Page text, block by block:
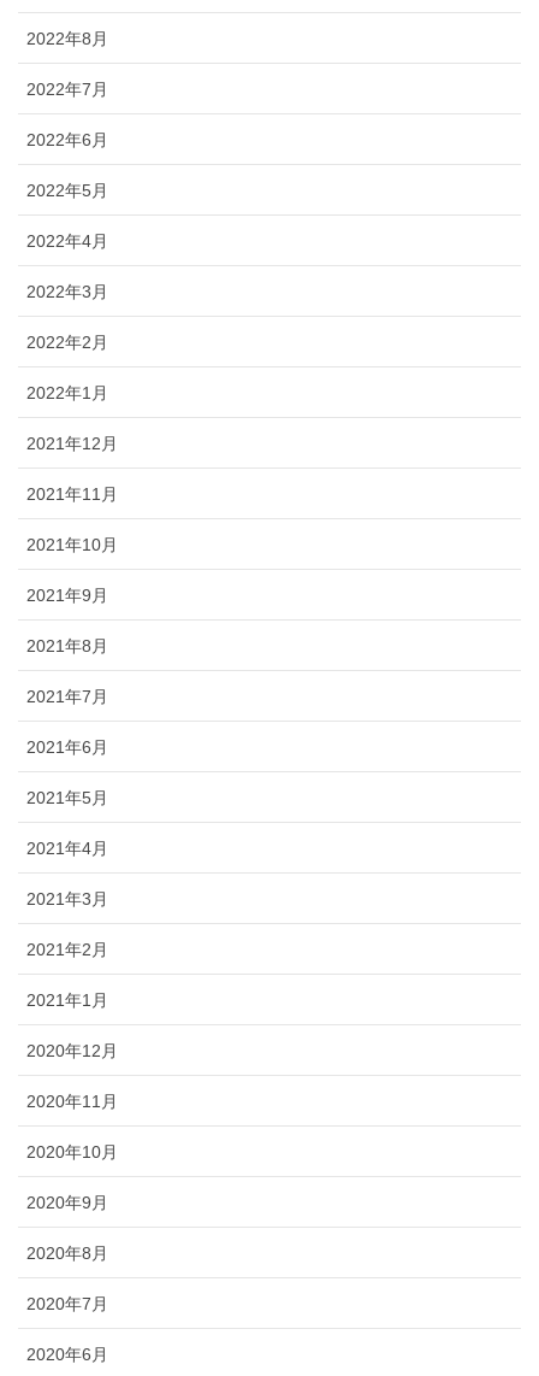
2022年8月
2022年7月
2022年6月
2022年5月
2022年4月
2022年3月
2022年2月
2022年1月
2021年12月
2021年11月
2021年10月
2021年9月
2021年8月
2021年7月
2021年6月
2021年5月
2021年4月
2021年3月
2021年2月
2021年1月
2020年12月
2020年11月
2020年10月
2020年9月
2020年8月
2020年7月
2020年6月